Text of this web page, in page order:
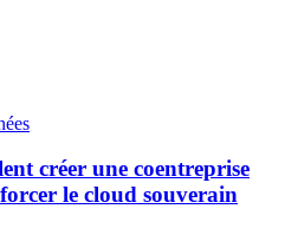
créer une coentreprise
le cloud souverain